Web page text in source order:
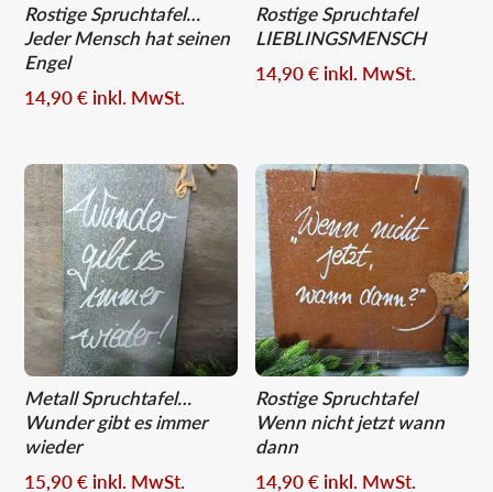
Rostige Spruchtafel…
Jeder Mensch hat seinen
Engel
14,90€ inkl. MwSt.
Rostige Spruchtafel
LIEBLINGSMENSCH
14,90€ inkl. MwSt.
Metall Spruchtafel…
Wunder gibt es immer
wieder
15,90€ inkl. MwSt.
Rostige Spruchtafel
Wenn nicht jetzt wann
dann
14,90€ inkl. MwSt.